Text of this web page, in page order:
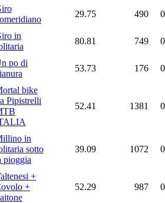
29.75 490
in
80.81 749
po di
53.73 176
bike
Pipistrelli
52.41 1381
in
sotto
pioggia
39.09 1072
+
+
52.29 987